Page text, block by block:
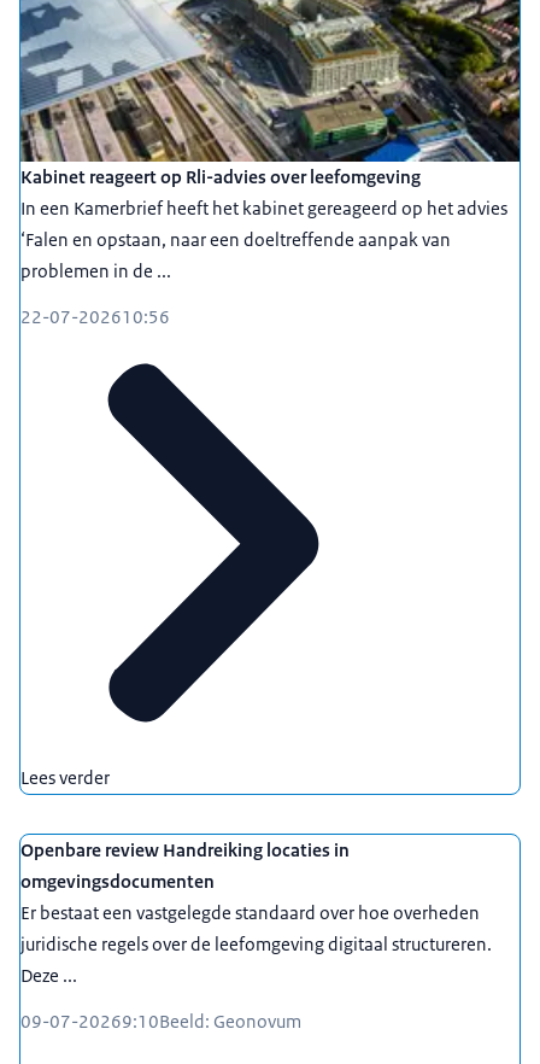
Kabinet reageert op Rli-advies over leefomgeving
In een Kamerbrief heeft het kabinet gereageerd op het advies
‘Falen en opstaan, naar een doeltreffende aanpak van
problemen in de ...
22-07-202610:56
Lees verder
Openbare review Handreiking locaties in
omgevingsdocumenten
Er bestaat een vastgelegde standaard over hoe overheden
juridische regels over de leefomgeving digitaal structureren.
Deze ...
09-07-20269:10Beeld: Geonovum